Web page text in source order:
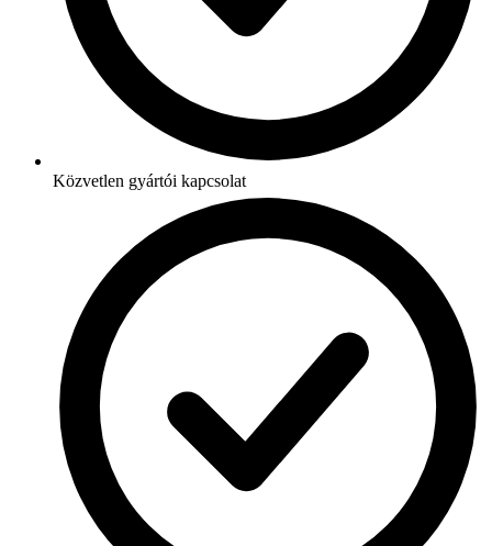
Közvetlen gyártói kapcsolat